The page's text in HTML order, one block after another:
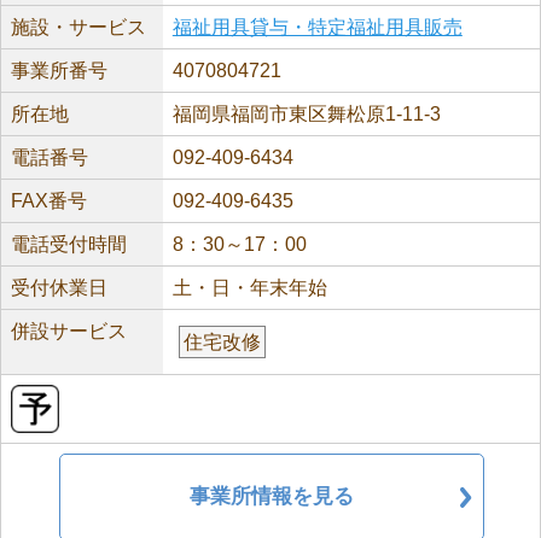
施設・サービス 福祉用具貸与・特定福祉用具販売
事業所番号 4070804721
所在地 福岡県福岡市東区舞松原1-11-3
電話番号 092-409-6434
FAX番号 092-409-6435
電話受付時間 8：30～17：00
受付休業日 土・日・年末年始
併設サービス
住宅改修
事業所情報を見る